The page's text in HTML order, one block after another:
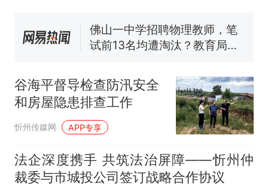
佛山一中学招聘物理教师，笔
试前13名均遭淘汰？教育局：
核查
力已达15级 最新研判
热 那个在床头放菜刀的女孩，
因老师一句“跟我回家”改写了
人生
谷海平督导检查防汛安全
和房屋隐患排查工作
忻州传媒网 APP专享
法企深度携手 共筑法治屏障——忻州仲
裁委与市城投公司签订战略合作协议